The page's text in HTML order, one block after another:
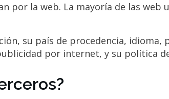
por la web. La mayoría de las web
su país de procedencia, idioma,
por internet, y su política